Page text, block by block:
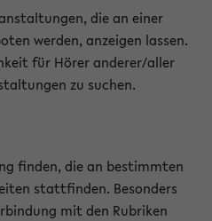
die an einer
werden, anzeigen lassen.
für Hörer anderer/aller
zu suchen.
finden, die an bestimmten
stattfinden. Besonders
mit den Rubriken